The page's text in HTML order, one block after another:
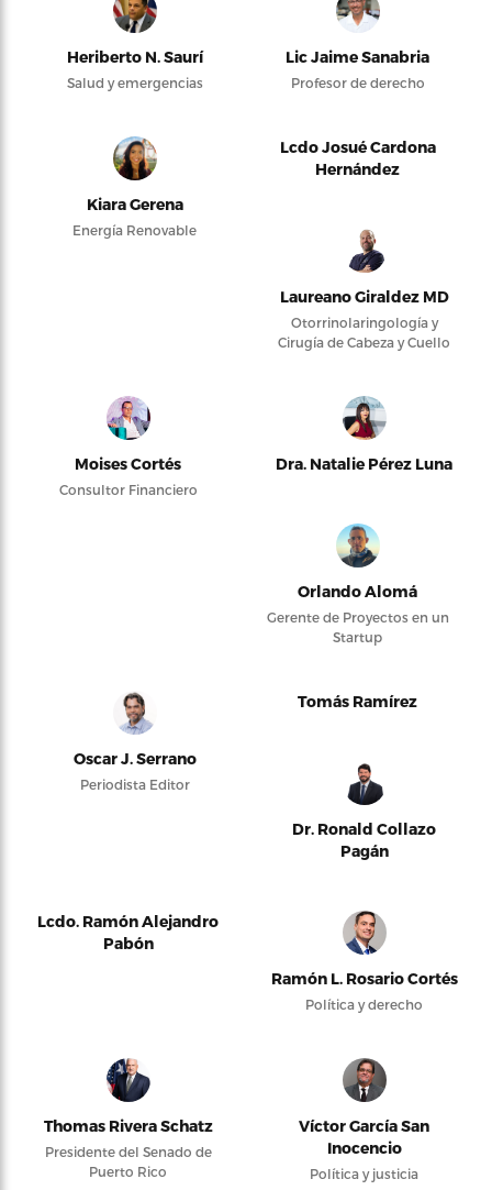
Heriberto N. Saurí
Salud y emergencias
Lic Jaime Sanabria
Profesor de derecho
Kiara Gerena
Energía Renovable
Lcdo Josué Cardona
Hernández
Laureano Giraldez MD
Otorrinolaringología y
Cirugía de Cabeza y Cuello
Moises Cortés
Consultor Financiero
Dra. Natalie Pérez Luna
Orlando Alomá
Gerente de Proyectos en un
Startup
Oscar J. Serrano
Periodista Editor
Tomás Ramírez
Dr. Ronald Collazo
Pagán
Lcdo. Ramón Alejandro
Pabón
Ramón L. Rosario Cortés
Política y derecho
Thomas Rivera Schatz
Presidente del Senado de
Puerto Rico
Víctor García San
Inocencio
Política y justicia